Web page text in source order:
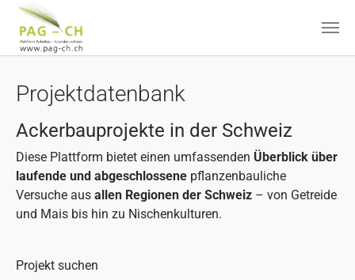
Projektdatenbank
Ackerbauprojekte in der Schweiz
Diese Plattform bietet einen umfassenden Überblick über
laufende und abgeschlossene pflanzenbauliche
Versuche aus allen Regionen der Schweiz – von Getreide
und Mais bis hin zu Nischenkulturen.
Projekt suchen